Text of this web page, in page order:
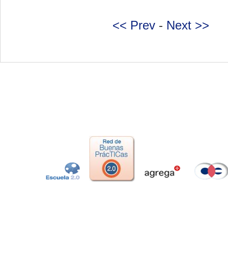
<< Prev - Next >>